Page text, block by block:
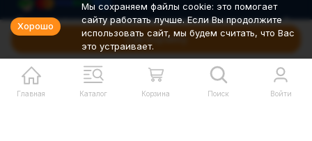
В корзину
Главная Каталог Корзина Поиск Войти
Каталог товаров
Компания
Информация
Политика персональных данных
© 2001-2026 Камин-Эксперт ИП Понюхов В. А. ОГРНИП
326527500040181
Хорошо
Мы сохраняем файлы cookie: это помогает
сайту работать лучше. Если Вы продолжите
использовать сайт, мы будем считать, что Вас
это устраивает.